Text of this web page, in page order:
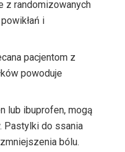
z randomizowanych
i
pacjentom z
powoduje
lub ibuprofen, mogą
Pastylki do ssania
bólu.